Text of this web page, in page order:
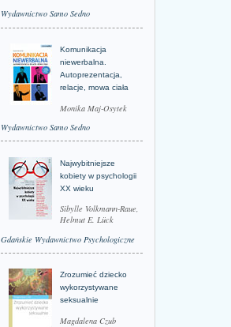
Wydawnictwo Samo Sedno
Komunikacja
niewerbalna.
Autoprezentacja,
relacje, mowa ciała
Monika Maj-Osytek
Wydawnictwo Samo Sedno
Najwybitniejsze
kobiety w psychologii
XX wieku
Sibylle Volkmann-Raue,
Helmut E. Lück
Gdańskie Wydawnictwo Psychologiczne
Zrozumieć dziecko
wykorzystywane
seksualnie
Magdalena Czub